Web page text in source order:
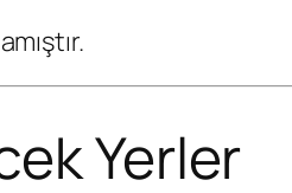
Yerler